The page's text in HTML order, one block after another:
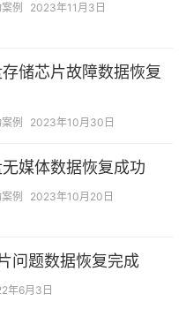
例 2023年11月3日
储芯片故障数据恢复
例 2023年10月30日
媒体数据恢复成功
例 2023年10月20日
问题数据恢复完成
年6月3日